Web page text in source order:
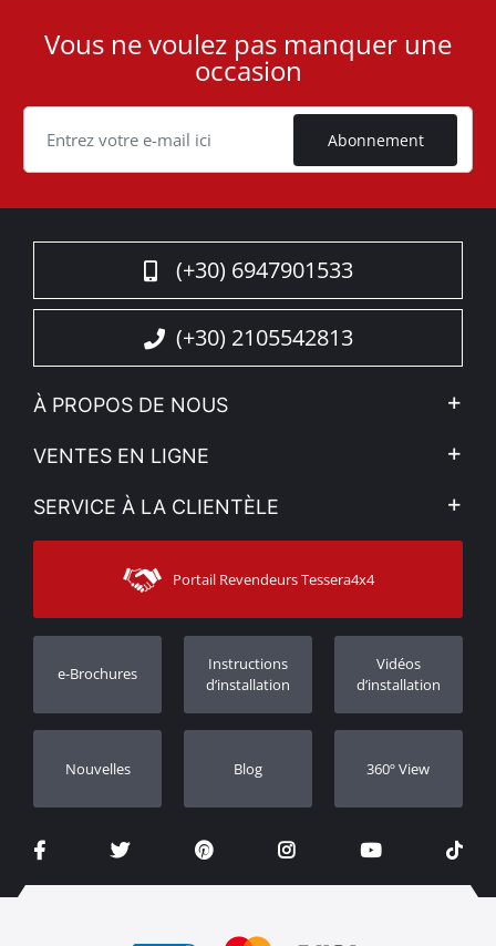
User
Cookie
Vous ne voulez pas manquer une
occasion
Abonnement
(+30) 6947901533
(+30) 2105542813
À PROPOS DE NOUS
L'entreprise
Voir nos actualités
Sitemap
VENTES EN LIGNE
Mon compte
Moyens d’expédition
SERVICE À LA CLIENTÈLE
Contacter
Assistance aux clients
Suivi des commandes
Concessionnaires
Portail Revendeurs Tessera4x4
e-Brochures
Instructions
d’installation
Vidéos
d’installation
Nouvelles Blog 360º View